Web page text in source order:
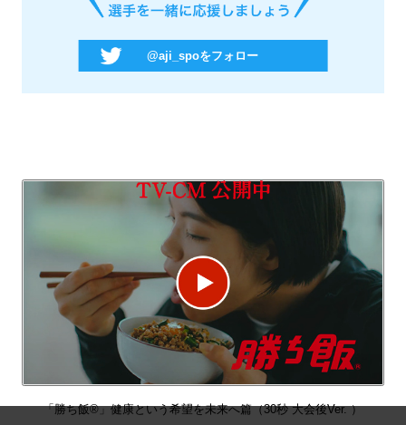
@aji_spoをフォロー
「勝ち飯®」健康という希望を未来へ篇（30秒 大会後Ver. ）